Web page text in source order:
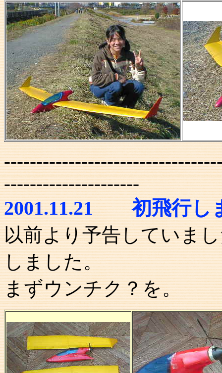
---------------------
2001.11.21 初飛行し
以前より予告していま
しました。
まずウンチク？を。